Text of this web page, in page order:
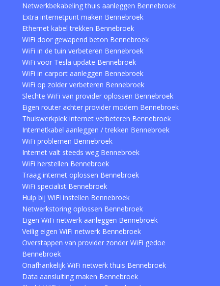
Netwerkbekabeling thuis aanleggen Bennebroek
Extra internetpunt maken Bennebroek
Ethernet kabel trekken Bennebroek
WiFi door gewapend beton Bennebroek
WiFi in de tuin verbeteren Bennebroek
WiFi voor Tesla update Bennebroek
WiFi in carport aanleggen Bennebroek
WiFi op zolder verbeteren Bennebroek
Slechte WiFi van provider oplossen Bennebroek
Eigen router achter provider modem Bennebroek
Thuiswerkplek internet verbeteren Bennebroek
Internetkabel aanleggen / trekken Bennebroek
WiFi problemen Bennebroek
Internet valt steeds weg Bennebroek
WiFi herstellen Bennebroek
Traag internet oplossen Bennebroek
WiFi specialist Bennebroek
Hulp bij WiFi instellen Bennebroek
Netwerkstoring oplossen Bennebroek
Eigen WiFi netwerk aanleggen Bennebroek
Veilig eigen WiFi netwerk Bennebroek
Overstappen van provider zonder WiFi gedoe
Bennebroek
Onafhankelijk WiFi netwerk thuis Bennebroek
Data aansluiting maken Bennebroek